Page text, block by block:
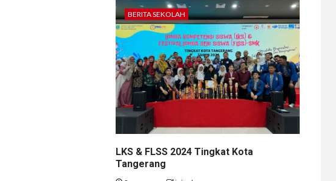
BERITA SEKOLAH
LKS & FLSS 2024 Tingkat Kota
Tangerang